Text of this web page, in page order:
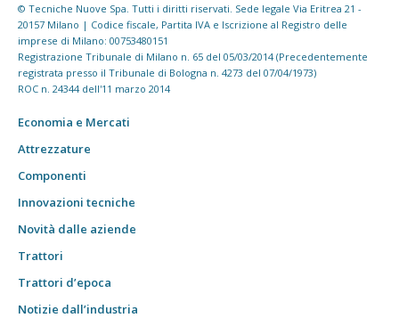
© Tecniche Nuove Spa. Tutti i diritti riservati. Sede legale Via Eritrea 21 -
20157 Milano | Codice fiscale, Partita IVA e Iscrizione al Registro delle
imprese di Milano: 00753480151
Registrazione Tribunale di Milano n. 65 del 05/03/2014 (Precedentemente
registrata presso il Tribunale di Bologna n. 4273 del 07/04/1973)
ROC n. 24344 dell'11 marzo 2014
Economia e Mercati
Attrezzature
Componenti
Innovazioni tecniche
Novità dalle aziende
Trattori
Trattori d’epoca
Notizie dall’industria